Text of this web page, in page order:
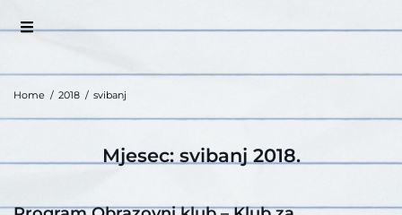
Home / 2018 / svibanj
Mjesec: svibanj 2018.